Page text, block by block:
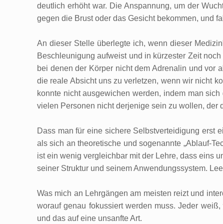
deutlich erhöht war. Die Anspannung, um der
gegen die Brust oder das Gesicht bekommen, und
An dieser Stelle überlegte ich, wenn dieser
Beschleunigung aufweist und in kürzester Zeit
bei denen der Körper nicht dem Adrenalin und vor
die reale Absicht uns zu verletzen, wenn wir nicht
konnte nicht ausgewichen werden, indem man
vielen Personen nicht derjenige sein zu wollen, der
Dass man für eine sichere Selbstverteidigung erst
als sich an theoretische und sogenannte „Ablauf-
ist ein wenig vergleichbar mit der Lehre, dass eins
seiner Struktur und seinem Anwendungssystem.
Was mich an Lehrgängen am meisten reizt und
worauf genau fokussiert werden muss. Jeder
und das auf eine unsanfte Art.